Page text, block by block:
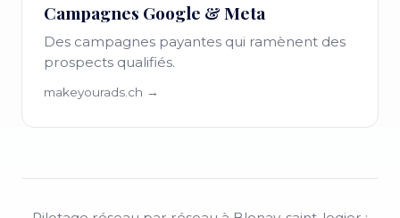
Campagnes Google & Meta
Des campagnes payantes qui ramènent des
prospects qualifiés.
makeyourads.ch →